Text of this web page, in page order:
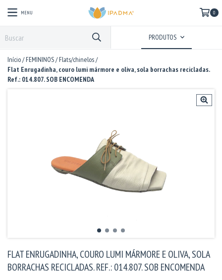
MENU 0
PRODUTOS
Início/FEMININOS/Flats/chinelos/
Flat Enrugadinha, couro lumi mármore e oliva, sola borrachas recicladas.
Ref.: 014.807. SOB ENCOMENDA
FLAT ENRUGADINHA, COURO LUMI MÁRMORE E OLIVA, SOLA
BORRACHAS RECICLADAS. REF.: 014.807. SOB ENCOMENDA